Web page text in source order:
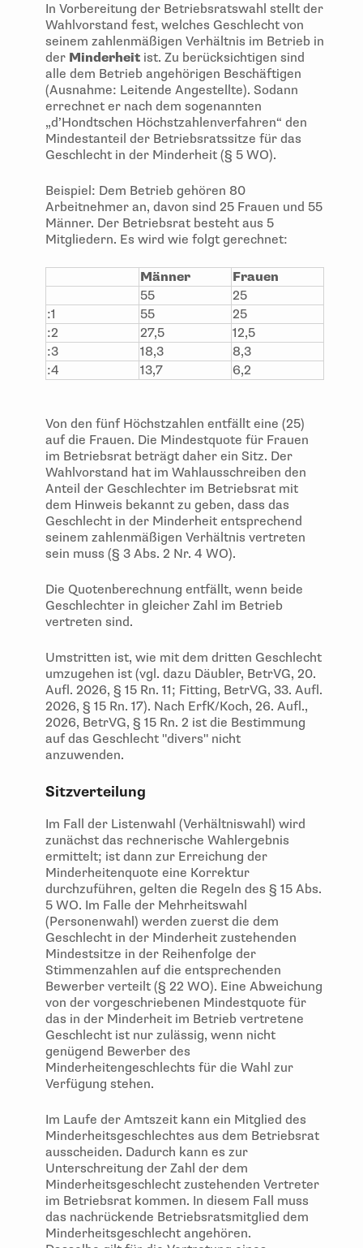
In Vorbereitung der Betriebsratswahl stellt der
Wahlvorstand fest, welches Geschlecht von
seinem zahlenmäßigen Verhältnis im Betrieb in
der Minderheit ist. Zu berücksichtigen sind
alle dem Betrieb angehörigen Beschäftigen
(Ausnahme: Leitende Angestellte). Sodann
errechnet er nach dem sogenannten
„d’Hondtschen Höchstzahlenverfahren“ den
Mindestanteil der Betriebsratssitze für das
Geschlecht in der Minderheit (§ 5 WO).
Beispiel: Dem Betrieb gehören 80
Arbeitnehmer an, davon sind 25 Frauen und 55
Männer. Der Betriebsrat besteht aus 5
Mitgliedern. Es wird wie folgt gerechnet:
Männer
Frauen
55
25
:1
55
25
:2
27,5
12,5
:3
18,3
8,3
:4
13,7 6,2
Von den fünf Höchstzahlen entfällt eine (25)
auf die Frauen. Die Mindestquote für Frauen
im Betriebsrat beträgt daher ein Sitz. Der
Wahlvorstand hat im Wahlausschreiben den
Anteil der Geschlechter im Betriebsrat mit
dem Hinweis bekannt zu geben, dass das
Geschlecht in der Minderheit entsprechend
seinem zahlenmäßigen Verhältnis vertreten
sein muss (§ 3 Abs. 2 Nr. 4 WO).
Die Quotenberechnung entfällt, wenn beide
Geschlechter in gleicher Zahl im Betrieb
vertreten sind.
Umstritten ist, wie mit dem dritten Geschlecht
umzugehen ist (vgl. dazu Däubler, BetrVG, 20.
Aufl. 2026, § 15 Rn. 11; Fitting, BetrVG, 33. Aufl.
2026, § 15 Rn. 17). Nach ErfK/Koch, 26. Aufl.,
2026, BetrVG, § 15 Rn. 2 ist die Bestimmung
auf das Geschlecht "divers" nicht
anzuwenden.
Sitzverteilung
Im Fall der Listenwahl (Verhältniswahl) wird
zunächst das rechnerische Wahlergebnis
ermittelt; ist dann zur Erreichung der
Minderheitenquote eine Korrektur
durchzuführen, gelten die Regeln des § 15 Abs.
5 WO. Im Falle der Mehrheitswahl
(Personenwahl) werden zuerst die dem
Geschlecht in der Minderheit zustehenden
Mindestsitze in der Reihenfolge der
Stimmenzahlen auf die entsprechenden
Bewerber verteilt (§ 22 WO). Eine Abweichung
von der vorgeschriebenen Mindestquote für
das in der Minderheit im Betrieb vertretene
Geschlecht ist nur zulässig, wenn nicht
genügend Bewerber des
Minderheitengeschlechts für die Wahl zur
Verfügung stehen.
Im Laufe der Amtszeit kann ein Mitglied des
Minderheitsgeschlechtes aus dem Betriebsrat
ausscheiden. Dadurch kann es zur
Unterschreitung der Zahl der dem
Minderheitsgeschlecht zustehenden Vertreter
im Betriebsrat kommen. In diesem Fall muss
das nachrückende Betriebsratsmitglied dem
Minderheitsgeschlecht angehören.